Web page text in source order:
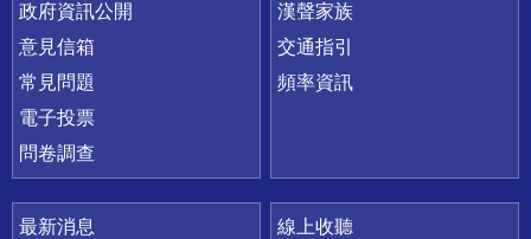
政府資訊公開
意見信箱
常見問題
電子投票
問卷調查
漢聲家族
交通指引
頻率資訊
最新消息
線上收聽